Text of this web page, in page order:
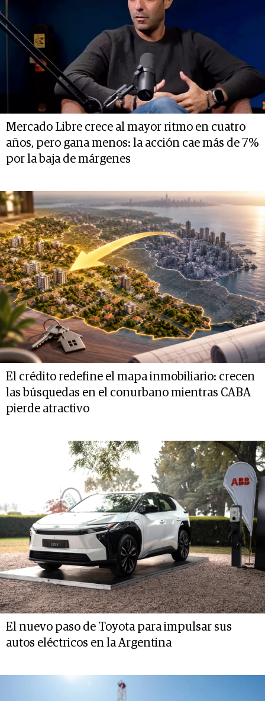
Mercado Libre crece al mayor ritmo en cuatro
años, pero gana menos: la acción cae más de 7%
por la baja de márgenes
El crédito redefine el mapa inmobiliario: crecen
las búsquedas en el conurbano mientras CABA
pierde atractivo
El nuevo paso de Toyota para impulsar sus
autos eléctricos en la Argentina